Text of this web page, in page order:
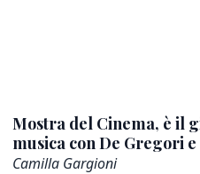
Mostra del Cinema, è il
musica con De Gregori e
Camilla Gargioni